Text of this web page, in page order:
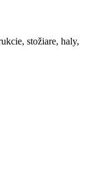
stožiare, haly,